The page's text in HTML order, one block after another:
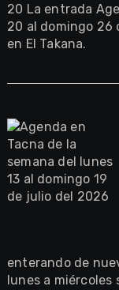
20 La entrada
20 al domingo 26
en El Takana.
enterando de
lunes a miércoles